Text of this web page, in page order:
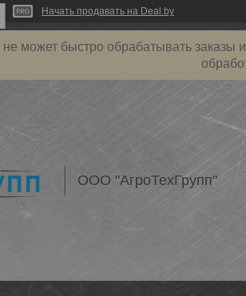
Начать продавать на Deal.by
может быстро обрабатывать заказы
ООО "АгроТехГрупп"